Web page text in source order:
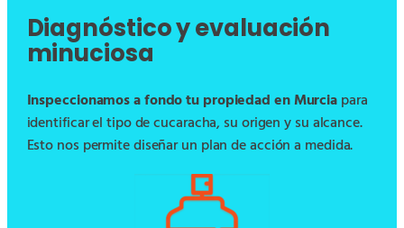
Diagnóstico y evaluación
minuciosa
Inspeccionamos a fondo tu propiedad en Murciapara
identificar el tipo de cucaracha, su origen y su alcance.
Esto nos permite diseñar un plan de acción a medida.